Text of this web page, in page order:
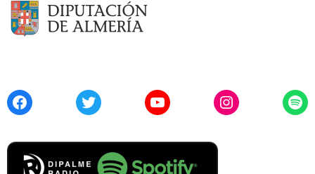
FacebookTwitter YouTubeInstagram